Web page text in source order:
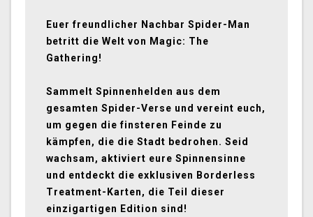
Euer freundlicher Nachbar Spider-Man
betritt die Welt von Magic: The
Gathering!
Sammelt Spinnenhelden aus dem
gesamten Spider-Verse und vereint euch,
um gegen die finsteren Feinde zu
kämpfen, die die Stadt bedrohen. Seid
wachsam, aktiviert eure Spinnensinne
und entdeckt die exklusiven Borderless
Treatment-Karten, die Teil dieser
einzigartigen Edition sind!